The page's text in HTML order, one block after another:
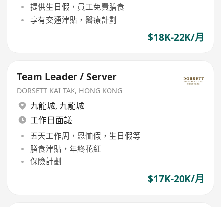
提供生日假，員工免費膳食
享有交通津貼，醫療計劃
$18K-22K/月
Team Leader / Server
DORSETT KAI TAK, HONG KONG
九龍城, 九龍城
工作日面議
五天工作周，恩恤假，生日假等
膳食津貼，年終花紅
保險計劃
$17K-20K/月